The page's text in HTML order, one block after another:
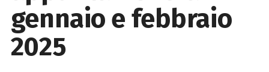
gennaio e febbraio
2025